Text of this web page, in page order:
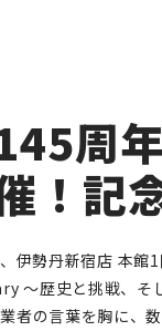
周
！記
伊勢丹新宿店 本館
歴史と挑戦、そ
者の言葉を胸に、